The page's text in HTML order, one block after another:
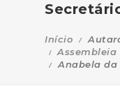
Início
Assembleia
Anabela da